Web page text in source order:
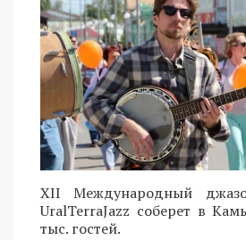
XII Международный
UralTerraJazz соберет в
тыс. гостей.